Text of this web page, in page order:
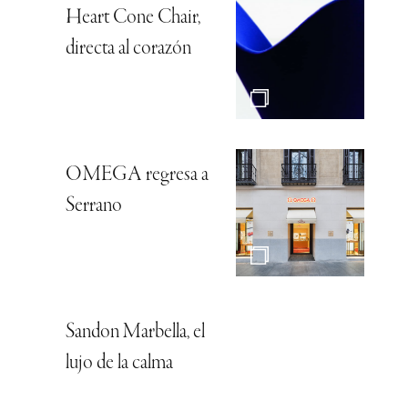
Heart Cone Chair,
directa al corazón
OMEGA regresa a
Serrano
Sandon Marbella, el
lujo de la calma